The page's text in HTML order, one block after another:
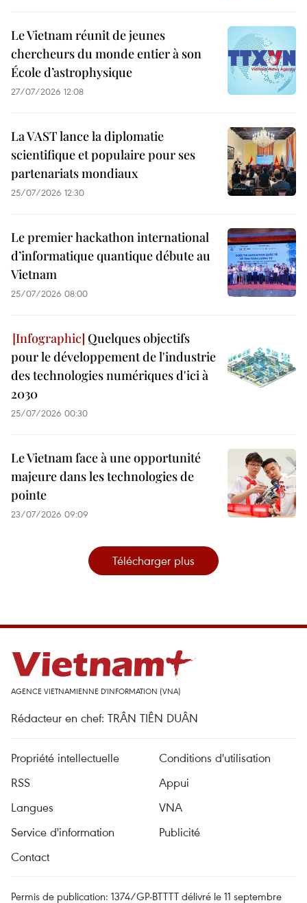
Le Vietnam réunit de jeunes
chercheurs du monde entier à son
École d’astrophysique
27/07/2026 12:08
La VAST lance la diplomatie
scientifique et populaire pour ses
partenariats mondiaux
25/07/2026 12:30
Le premier hackathon international
d’informatique quantique débute au
Vietnam
25/07/2026 08:00
Quelques objectifs
pour le développement de l'industrie
des technologies numériques d'ici à
2030
25/07/2026 00:30
Le Vietnam face à une opportunité
majeure dans les technologies de
pointe
23/07/2026 09:09
Télécharger plus
AGENCE VIETNAMIENNE D'INFORMATION (VNA)
Rédacteur en chef: TRÂN TIÊN DUÂN
Propriété intellectuelle
Conditions d'utilisation
RSS
Appui
Langues
VNA
Service d'information
Publicité
Contact
Permis de publication: 1374/GP-BTTTT délivré le 11 septembre